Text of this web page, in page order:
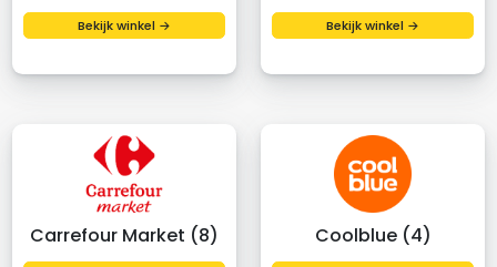
Bekijk winkel → Bekijk winkel →
Carrefour Market (8) Coolblue (4)